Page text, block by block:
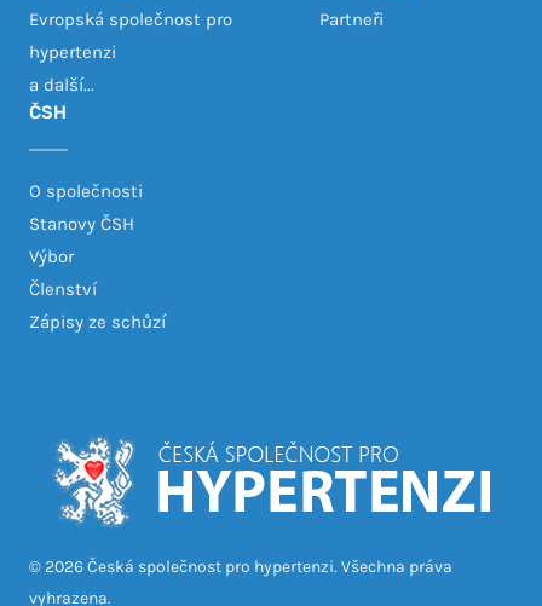
© 2026 Česká společnost pro hypertenzi. Všechna práva
vyhrazena.
ČSH
O společnosti
Stanovy ČSH
Výbor
Členství
Zápisy ze schůzí
Partneři
Evropská společnost pro
hypertenzi
a další...